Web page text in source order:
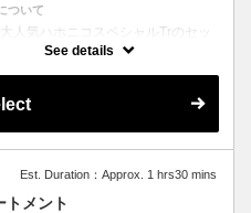
ついて
人気ハホニコスペシャルTrのセッ
ー☆シャンプー、ブロー付。ロング
See details
Est. Duration：Approx. 1 hrs30 mins
トメント